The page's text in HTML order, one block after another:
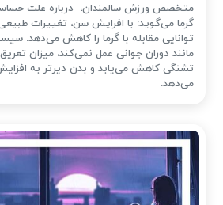
متخصص ورزش سالمندان، درباره علت
گرما می‌گوید: با افزایش سن، تغییرات
توانایی مقابله با گرما را کاهش می‌دهد.
مانند دوران جوانی عمل نمی‌کند، میزان
تشنگی کاهش می‌یابد و بدن دیرتر به
می‌دهد.